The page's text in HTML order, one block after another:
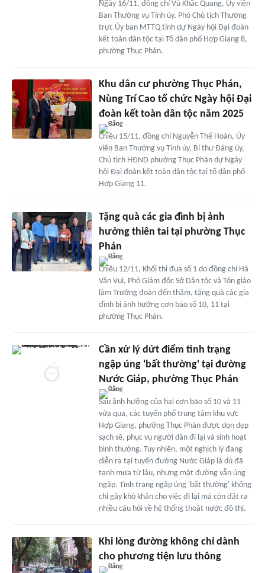
Ngày 16/11, đồng chí Vũ Khắc Quang, Ủy viên
Ban Thường vụ Tỉnh ủy, Phó Chủ tịch Thường
trực Ủy ban MTTQ tỉnh dự Ngày hội Đại đoàn
kết toàn dân tộc tại Tổ dân phố Hợp Giang 8,
phường Thục Phán.
Khu dân cư phường Thục Phán,
Nùng Trí Cao tổ chức Ngày hội Đại
đoàn kết toàn dân tộc năm 2025
Chiều 15/11, đồng chí Nguyễn Thế Hoàn, Ủy
viên Ban Thường vụ Tỉnh ủy, Bí thư Đảng ủy,
Chủ tịch HĐND phường Thục Phán dự Ngày
hội Đại đoàn kết toàn dân tộc tại tổ dân phố
Hợp Giang 11.
Tặng quà các gia đình bị ảnh
hưởng thiên tai tại phường Thục
Phán
Chiều 12/11, Khối thi đua số 1 do đồng chí Hà
Văn Vui, Phó Giám đốc Sở Dân tộc và Tôn giáo
làm Trưởng đoàn đến thăm, tặng quà các gia
đình bị ảnh hưởng cơn bão số 10, 11 tại
phường Thục Phán.
Cần xử lý dứt điểm tình trạng
ngập úng 'bất thường' tại đường
Nước Giáp, phường Thục Phán
Sau ảnh hưởng của hai cơn bão số 10 và 11
vừa qua, các tuyến phố trung tâm khu vực
Hợp Giang, phường Thục Phán được dọn dẹp
sạch sẽ, phục vụ người dân đi lại và sinh hoạt
bình thường. Tuy nhiên, một nghịch lý đang
diễn ra tại tuyến đường Nước Giáp là dù đã
tạnh mưa từ lâu, nhưng mặt đường vẫn úng
ngập. Tình trạng ngập úng 'bất thường' không
chỉ gây khó khăn cho việc đi lại mà còn đặt ra
nhiều câu hỏi về hệ thống thoát nước đô thị.
Khi lòng đường không chỉ dành
cho phương tiện lưu thông